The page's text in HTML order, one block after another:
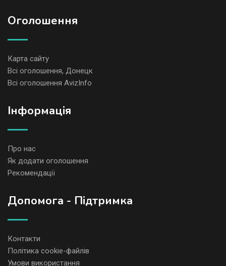
Оголошення
Карта сайту
Всі оголошення, Донецк
Всі оголошення AvizInfo
Iнформація
Про нас
Як додати оголошення
Рекомендації
Допомога - Підтримка
Контакти
Політика cookie-файлів
Умови використання